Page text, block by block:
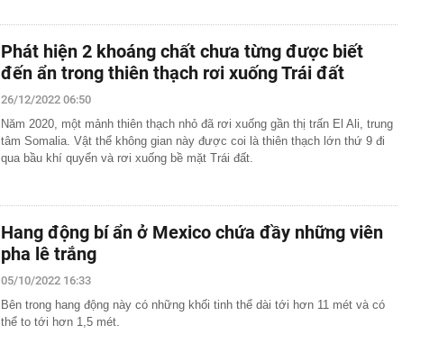
Phát hiện 2 khoáng chất chưa từng được biết
đến ẩn trong thiên thạch rơi xuống Trái đất
26/12/2022 06:50
Năm 2020, một mảnh thiên thạch nhỏ đã rơi xuống gần thị trấn El Ali, trung
tâm Somalia. Vật thể không gian này được coi là thiên thạch lớn thứ 9 đi
qua bầu khí quyển và rơi xuống bề mặt Trái đất.
Hang động bí ẩn ở Mexico chứa đầy những viên
pha lê trắng
05/10/2022 16:33
Bên trong hang động này có những khối tinh thể dài tới hơn 11 mét và có
thể to tới hơn 1,5 mét.